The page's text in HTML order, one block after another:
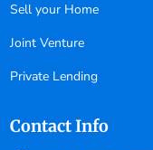
Sell your Home
Joint Venture
Private Lending
Contact Info